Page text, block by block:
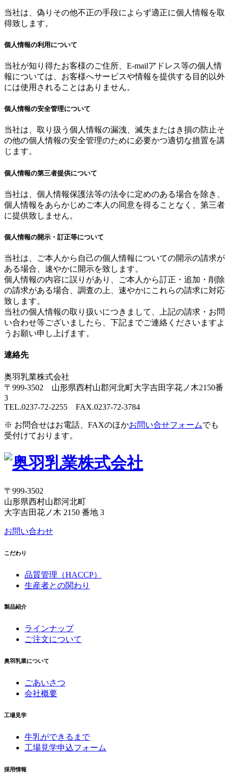
当社は、偽りその他不正の手段によらず適正に個人情報を取
得致します。
個人情報の利用について
当社が知り得たお客様のご住所、E-mailアドレス等の個人情
報については、お客様へサービスや情報を提供する目的以外
には使用されることはありません。
個人情報の安全管理について
当社は、取り扱う個人情報の漏洩、滅失またはき損の防止そ
の他の個人情報の安全管理のために必要かつ適切な措置を講
じます。
個人情報の第三者提供について
当社は、個人情報保護法等の法令に定めのある場合を除き、
個人情報をあらかじめご本人の同意を得ることなく、第三者
に提供致しません。
個人情報の開示・訂正等について
当社は、ご本人から自己の個人情報についての開示の請求が
ある場合、速やかに開示を致します。
個人情報の内容に誤りがあり、ご本人から訂正・追加・削除
の請求がある場合、調査の上、速やかにこれらの請求に対応
致します。
当社の個人情報の取り扱いにつきまして、上記の請求・お問
い合わせ等ございましたら、下記までご連絡くださいますよ
うお願い申し上げます。
連絡先
奥羽乳業株式会社
〒999-3502 山形県西村山郡河北町大字吉田字花ノ木2150番
3
TEL.0237-72-2255 FAX.0237-72-3784
※ お問合せはお電話、FAXのほかお問い合せフォームでも
受付けております。
〒999-3502
山形県西村山郡河北町
大字吉田花ノ木 2150 番地 3
お問い合わせ
こだわり
品質管理（HACCP）
生産者との関わり
製品紹介
ラインナップ
ご注文について
奥羽乳業について
ごあいさつ
会社概要
工場見学
牛乳ができるまで
工場見学申込フォーム
採用情報